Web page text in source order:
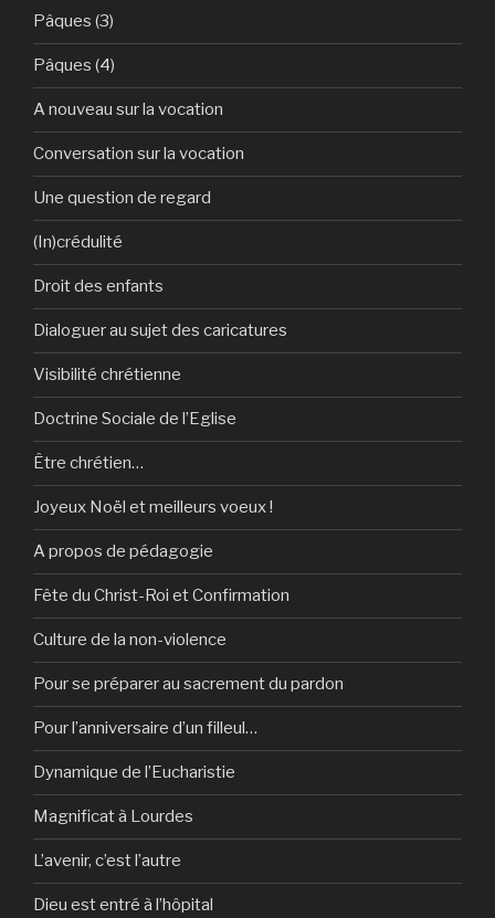
Pâques (3)
Pâques (4)
A nouveau sur la vocation
Conversation sur la vocation
Une question de regard
(In)crédulité
Droit des enfants
Dialoguer au sujet des caricatures
Visibilité chrétienne
Doctrine Sociale de l’Eglise
Être chrétien…
Joyeux Noël et meilleurs voeux !
A propos de pédagogie
Fête du Christ-Roi et Confirmation
Culture de la non-violence
Pour se préparer au sacrement du pardon
Pour l’anniversaire d’un filleul…
Dynamique de l’Eucharistie
Magnificat à Lourdes
L’avenir, c’est l’autre
Dieu est entré à l’hôpital